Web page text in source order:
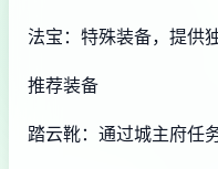
法宝：特殊装备，提供
推荐装备
踏云靴：通过城主府任